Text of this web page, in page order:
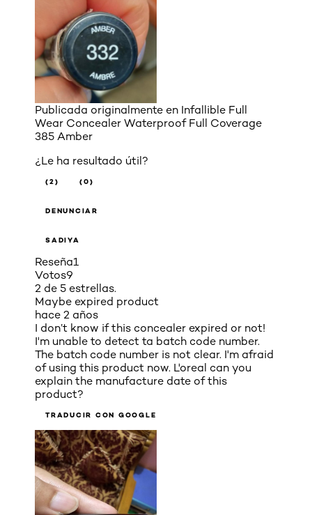
Publicada originalmente en Infallible Full
Wear Concealer Waterproof Full Coverage
385 Amber
¿Le ha resultado útil?
(2) (0)
DENUNCIAR
SADIYA
Reseña1
Votos9
2 de 5 estrellas.
Maybe expired product
hace 2 años
I don’t know if this concealer expired or not!
I'm unable to detect ta batch code number.
The batch code number is not clear. I'm afraid
of using this product now. L'oreal can you
explain the manufacture date of this
product?
TRADUCIR CON GOOGLE